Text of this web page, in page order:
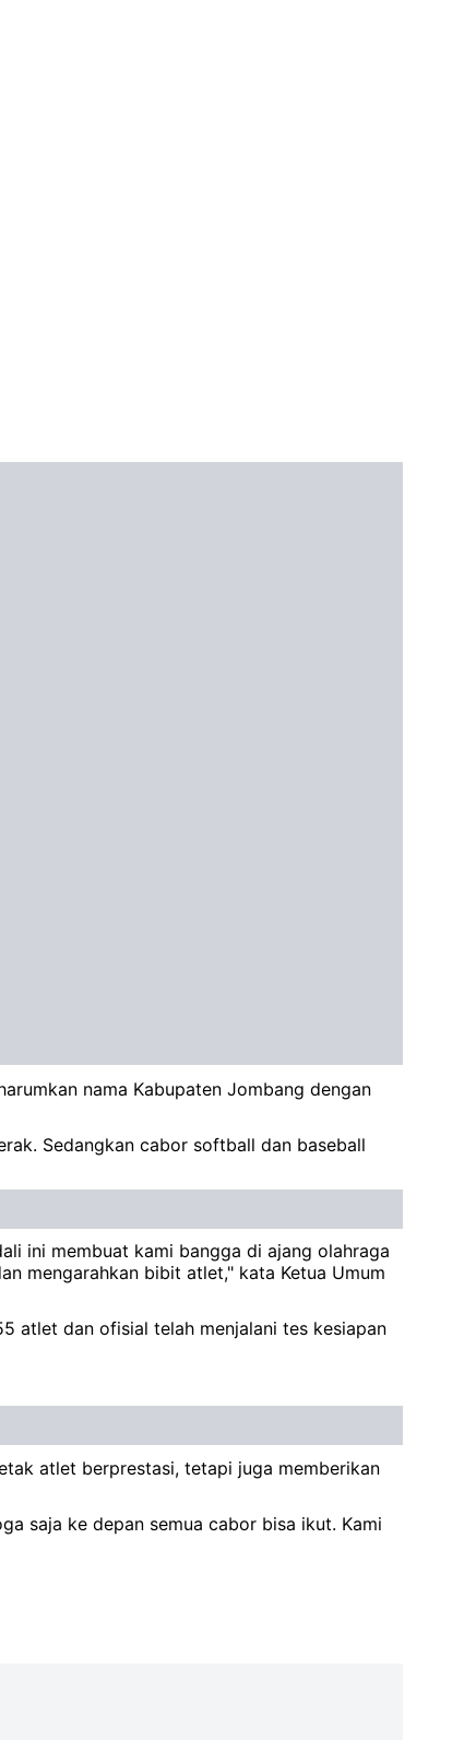
nama Kabupaten Jombang dengan
Sedangkan cabor softball dan baseball
ini membuat kami bangga di ajang olahraga
mengarahkan bibit atlet," kata Ketua Umum
atlet dan ofisial telah menjalani tes kesiapan
atlet berprestasi, tetapi juga memberikan
saja ke depan semua cabor bisa ikut. Kami